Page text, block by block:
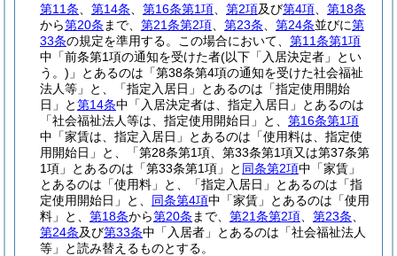
第11条
第14条 第16条第1項 第2項及び第4項
第18条
から第20条 まで、 第21条第2項 第23条 第24条並びに第
33条の規定を準用する。 この場合において、 第11条第1項
中「前条第1項の通知を受けた者(以下「入居決定者」とい
う。) 」とあるのは「第38条第4項の通知を受けた社会福祉
法人等」と、「指定入居日」とあるのは「指定使用開始
日」と第14条中「入居決定者は、指定入居日」とあるのは
「社会福祉法人等は、指定使用開始日」と、 第16条第1項
中「家賃は、指定入居日」とあるのは「使用料は、指定使
用開始日」と、「第28条第1項、第33条第1項又は第37条第
1項」とあるのは「第33条第1項」と 同条第2項中「家賃」
とあるのは「使用料」と、「指定入居日」とあるのは「指
定使用開始日」と、 同条第4項中「家賃」とあるのは「使用
料」と、 第18条から第20条 まで、 第21条第2項 第23条
第24条及び第33条中「入居者」とあるのは「社会福祉法人
等」と読み替えるものとする。